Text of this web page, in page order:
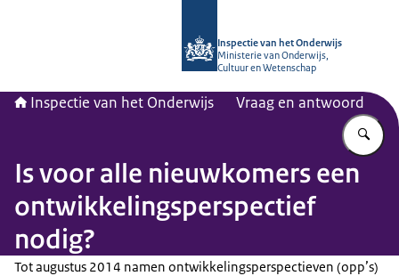
Inspectie van het Onderwijs
Ministerie van Onderwijs,
Cultuur en Wetenschap
Inspectie van het Onderwijs Vraag en antwoord
Is voor alle nieuwkomers een
ontwikkelingsperspectief
nodig?
Tot augustus 2014 namen ontwikkelingsperspectieven (opp’s)